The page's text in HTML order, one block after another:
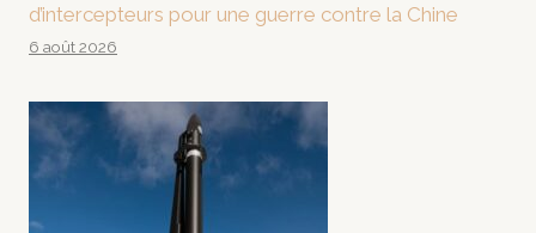
d’intercepteurs pour une guerre contre la Chine
6 août 2026